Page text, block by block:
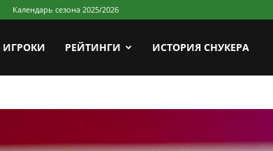
Календарь сезона 2025/2026
ИГРОКИ РЕЙТИНГИ ИСТОРИЯ СНУКЕРА